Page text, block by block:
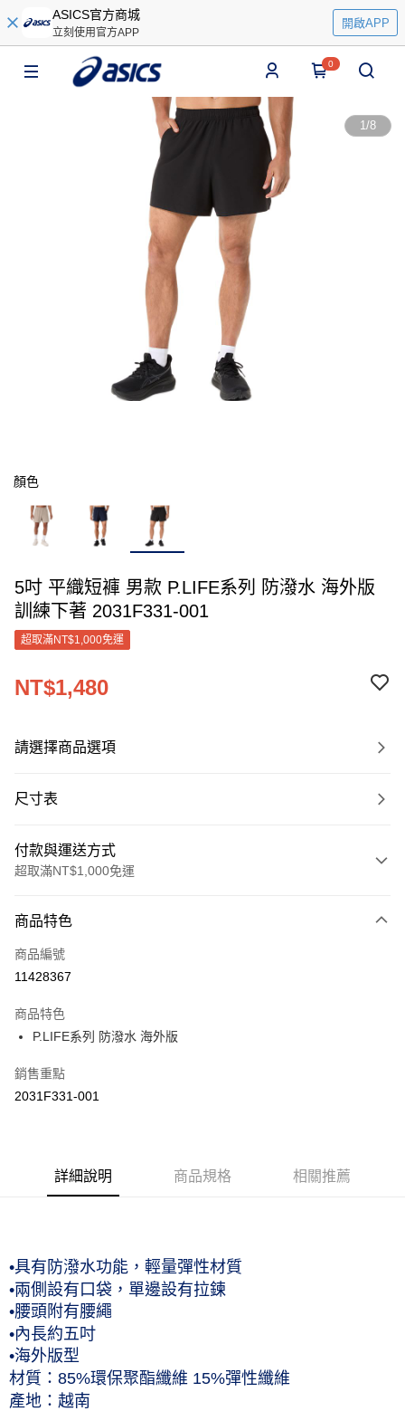
ASICS官方商城
立刻使用官方APP
開啟APP
0
1/8
顏色
5吋 平織短褲 男款 P.LIFE系列 防潑水 海外版
訓練下著 2031F331-001
超取滿NT$1,000免運
NT$1,480
請選擇商品選項
尺寸表
付款與運送方式
超取滿NT$1,000免運
信用卡一次付款
信用卡分期付款
合作金庫商業銀行
華南商業銀行
國泰世華商業銀行
臺灣中小企業銀行
玉山商業銀行
星展（台灣）商業銀行
台新國際商業銀行
運送方式
付款後全家取貨(僅限台灣本島，離島恕不配送) 預計5-7個工
付款後萊爾富取貨(僅限台灣本島，離島恕不配送) 預計5-7個
付款後7-11取貨(僅限台灣本島，離島恕不配送) 預計5-7個工
作天到貨
每筆NT$60，滿NT$1,000(含以上)免運費
黑貓宅急便 (僅限台灣本島，離島恕不配送) 預計2-3個工作天到貨
每筆NT$120，滿NT$1,500(含以上)免運費
商品特色
商品編號
11428367
商品特色
P.LIFE系列 防潑水 海外版
銷售重點
2031F331-001
詳細說明 商品規格 相關推薦
•具有防潑水功能，輕量彈性材質
•兩側設有口袋，單邊設有拉鍊
•腰頭附有腰繩
•內長約五吋
•海外版型
材質：85%環保聚酯纖維 15%彈性纖維
產地：越南